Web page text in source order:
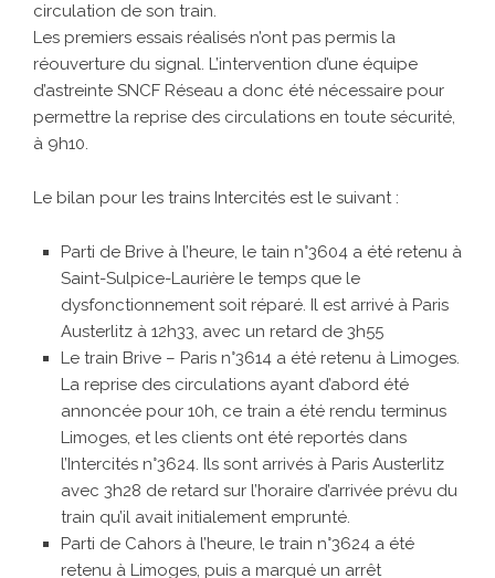
circulation de son train.
Les premiers essais réalisés n’ont pas permis la
réouverture du signal. L’intervention d’une équipe
d’astreinte SNCF Réseau a donc été nécessaire pour
permettre la reprise des circulations en toute sécurité,
à 9h10.
Le bilan pour les trains Intercités est le suivant :
Parti de Brive à l’heure, le tain n°3604 a été retenu à
Saint-Sulpice-Laurière le temps que le
dysfonctionnement soit réparé. Il est arrivé à Paris
Austerlitz à 12h33, avec un retard de 3h55
Le train Brive – Paris n°3614 a été retenu à Limoges.
La reprise des circulations ayant d’abord été
annoncée pour 10h, ce train a été rendu terminus
Limoges, et les clients ont été reportés dans
l’Intercités n°3624. Ils sont arrivés à Paris Austerlitz
avec 3h28 de retard sur l’horaire d’arrivée prévu du
train qu’il avait initialement emprunté.
Parti de Cahors à l’heure, le train n°3624 a été
retenu à Limoges, puis a marqué un arrêt